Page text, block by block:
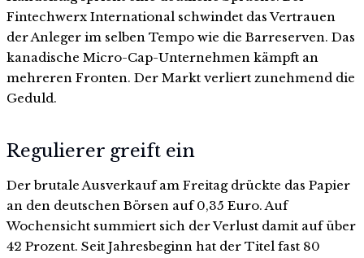
Fintechwerx International schwindet das Vertrauen
der Anleger im selben Tempo wie die Barreserven. Das
kanadische Micro-Cap-Unternehmen kämpft an
mehreren Fronten. Der Markt verliert zunehmend die
Geduld.
Regulierer greift ein
Der brutale Ausverkauf am Freitag drückte das Papier
an den deutschen Börsen auf 0,35 Euro. Auf
Wochensicht summiert sich der Verlust damit auf über
42 Prozent. Seit Jahresbeginn hat der Titel fast 80